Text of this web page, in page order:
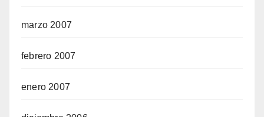
marzo 2007
febrero 2007
enero 2007